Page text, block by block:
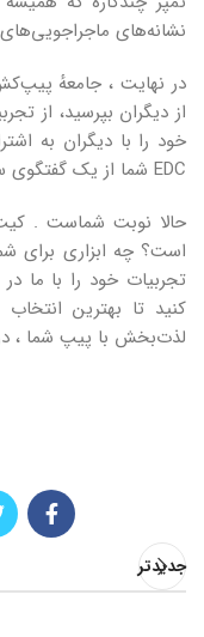
نشانه‌های
در نهایت ، جامعهٔ
از دیگران بپرسید، از
خود را با دیگران به
EDC شما از یک گفتگوی ساده با یک دوست هم‌علاقه شکل بگیرد .
حالا نوبت شماست .
است؟ چه ابزاری برای
تجربیات خود را با ما
کنید تا بهترین
لذت‌بخش با پیپ شما ،
جدیدتر